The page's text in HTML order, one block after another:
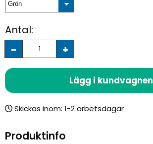
Antal:
+
-
Lägg i kundvagnen
Skickas inom:
Produktinfo